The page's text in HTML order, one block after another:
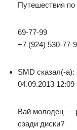
Путешествия
69-77-99
+7 (924) 530-77-
SMD сказал(-а):
04.09.2013 12:09
Вай молодец —
сзади диски?